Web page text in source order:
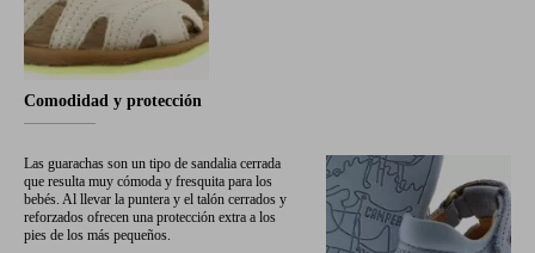
Comodidad y protección
Las guarachas son un tipo de sandalia cerrada
que resulta muy cómoda y fresquita para los
bebés. Al llevar la puntera y el talón cerrados y
reforzados ofrecen una protección extra a los
pies de los más pequeños.